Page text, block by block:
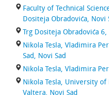
Faculty of Technical
Dositeja Obradovića, Novi
Trg Dositeja Obradovića 6,
Nikola Tesla, Vladimira
Sad, Novi Sad
Nikola Tesla, Vladimira
Nikola Tesla, University
Valtera, Novi Sad